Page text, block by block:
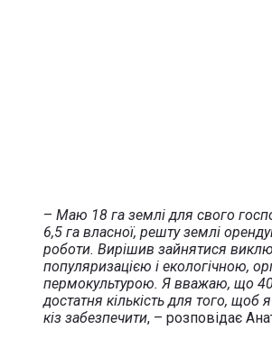
– Маю 18 га землі для свого
6,5 га власної, решту землі
роботи. Вирішив зайнятися
популяризацією і екологічною,
пермокультурою. Я вважаю, що 40
достатня кількість для того, щоб я
кіз забезпечити, – розповідає